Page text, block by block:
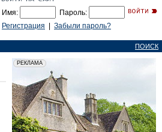
Имя:
Пароль:
Регистрация
Забыли пароль?
ПОИСК